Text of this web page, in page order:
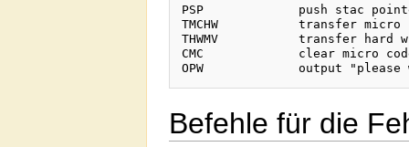
PSP		push stac pointer
TMCHW		transfer micro code to hard wires
THWMV		transfer hard wires to micro code
CMC		clear micro code
Befehle für die